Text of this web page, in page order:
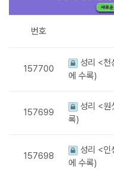
번호
157700
성리 <
에 수록)
157699
성리 <
록)
157698
성리 <
에 수록)